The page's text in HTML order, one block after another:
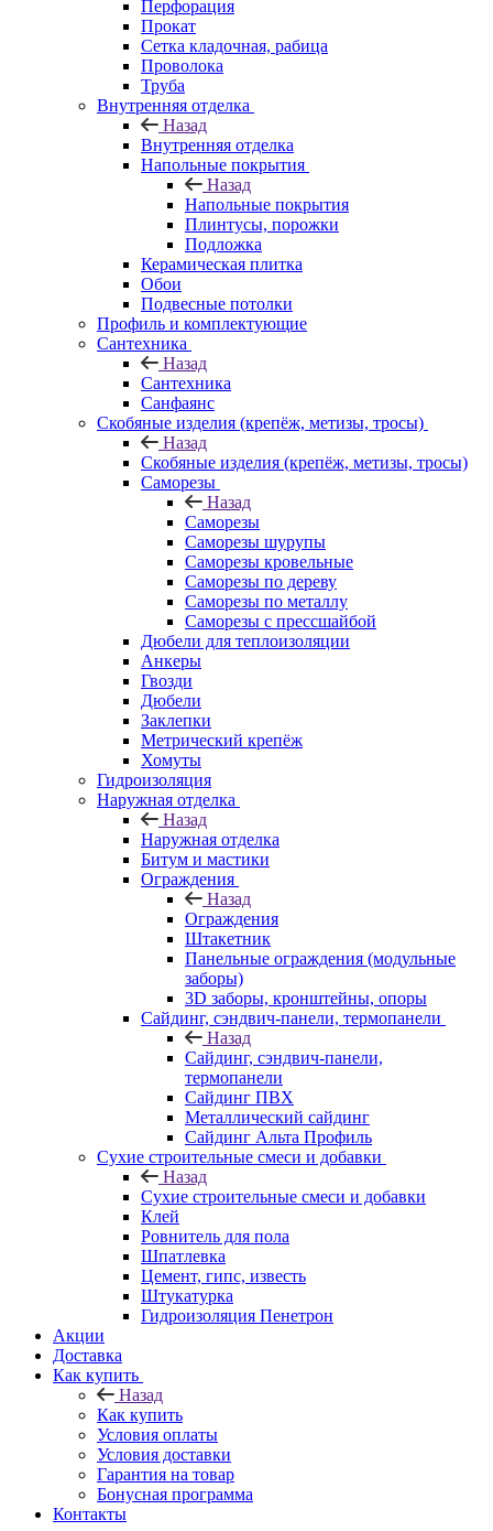
Перфорация
Прокат
Сетка кладочная, рабица
Проволока
Труба
Внутренняя отделка
Назад
Внутренняя отделка
Напольные покрытия
Назад
Напольные покрытия
Плинтусы, порожки
Подложка
Керамическая плитка
Обои
Подвесные потолки
Профиль и комплектующие
Сантехника
Назад
Сантехника
Санфаянс
Скобяные изделия (крепёж, метизы, тросы)
Назад
Скобяные изделия (крепёж, метизы, тросы)
Саморезы
Назад
Саморезы
Саморезы шурупы
Саморезы кровельные
Саморезы по дереву
Саморезы по металлу
Саморезы с прессшайбой
Дюбели для теплоизоляции
Анкеры
Гвозди
Дюбели
Заклепки
Метрический крепёж
Хомуты
Гидроизоляция
Наружная отделка
Назад
Наружная отделка
Битум и мастики
Ограждения
Назад
Ограждения
Штакетник
Панельные ограждения (модульные
заборы)
3D заборы, кронштейны, опоры
Cайдинг, сэндвич-панели, термопанели
Назад
Cайдинг, сэндвич-панели,
термопанели
Сайдинг ПВХ
Металлический сайдинг
Сайдинг Альта Профиль
Сухие строительные смеси и добавки
Назад
Сухие строительные смеси и добавки
Клей
Ровнитель для пола
Шпатлевка
Цемент, гипс, известь
Штукатурка
Гидроизоляция Пенетрон
Акции
Доставка
Как купить
Назад
Как купить
Условия оплаты
Условия доставки
Гарантия на товар
Бонусная программа
Контакты